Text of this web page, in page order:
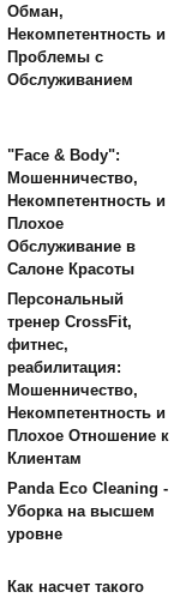
Обман,
Некомпетентность и
Проблемы с
Обслуживанием
"Face & Body":
Мошенничество,
Некомпетентность и
Плохое
Обслуживание в
Салоне Красоты
Персональный
тренер CrossFit,
фитнес,
реабилитация:
Мошенничество,
Некомпетентность и
Плохое Отношение к
Клиентам
Panda Eco Cleaning -
Уборка на высшем
уровне
Как насчет такого